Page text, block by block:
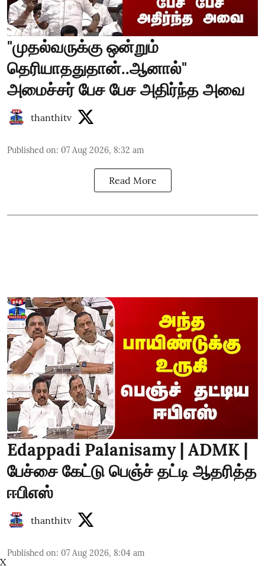
"முதல்வருக்கு ஒன்றும்
தெரியாததுதான்..ஆனால்"
அமைச்சர் பேச பேச அதிர்ந்த அவை
thanthitv
Published on: 07 Aug 2026, 8:32 am
Read More
Edappadi Palanisamy | ADMK |
பேச்சை கேட்டு பெஞ்ச் தட்டி ஆதரித்த
ஈபிஎஸ்
thanthitv
Published on: 07 Aug 2026, 8:04 am
X